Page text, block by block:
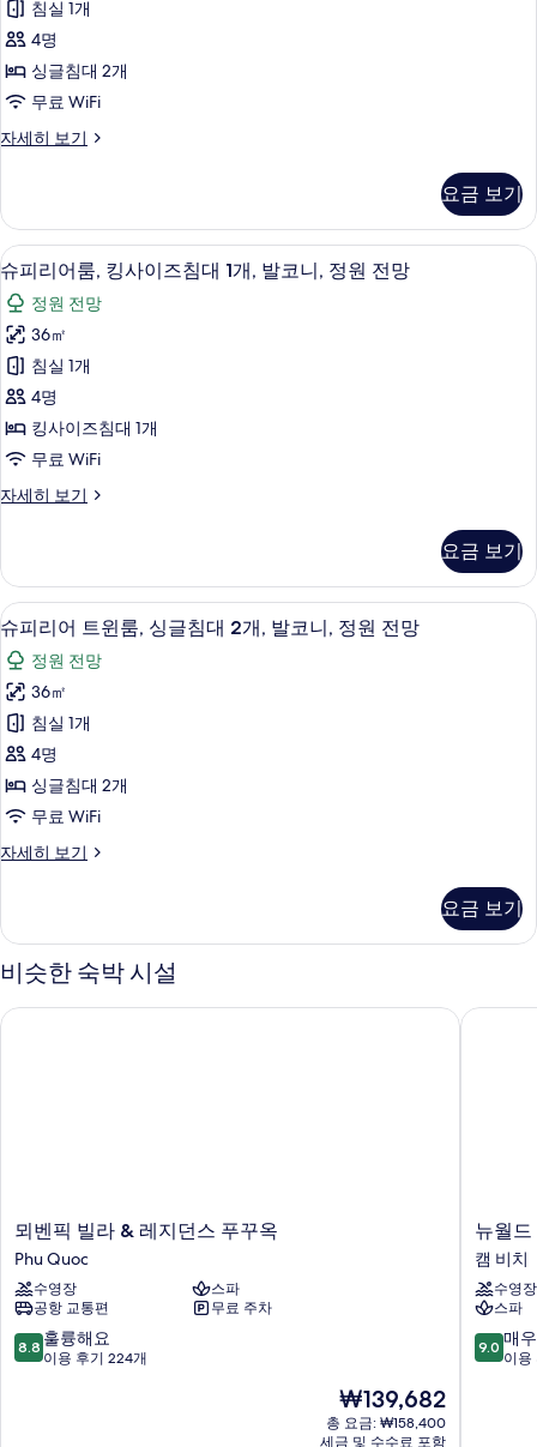
장
이
용
사
진
보
기
개,
수
영
장
용
히
보
기
트
윈
룸,
싱
글
대
2
개,
발
코
니,
바
다
전
망
모
두
보
기
침실 1개
4명
싱글침대 2개
무료 WiFi
자세히 보기
슈
트
윈
룸,
싱
글
침
대
2
개,
발
코
니,
다
자
세
히
보
기
요금 보기
슈
피
리
어
룸,
킹
사
이
즈
대
개,
발
코
니,
정
원
전
망
모
두
보
슈피리어룸, 킹사이즈침대 1개, 발코
7
슈피리어룸, 킹사이즈침대 1개, 발코니, 정원 전망
정원 전망
36㎡
침실 1개
4명
킹사이즈침대 1개
무료 WiFi
자세히 보기
슈
룸,
킹
사
이
즈
침
대
개,
발
코
니,
원
자
세
히
기
요금 보기
슈
피
리
어
트
윈
룸,
싱
글
대
개,
발
사
진
모
두
보
슈피리어 트윈룸, 싱글침대 2개, 발코
6
슈피리어 트윈룸, 싱글침대 2개, 발코니, 정원 전망
정원 전망
36㎡
침실 1개
4명
싱글침대 2개
무료 WiFi
자세히 보기
슈
트
룸,
글
세
요금 보기
비슷한 숙박 시설
뫼
벤
픽
빌
라
&
레
뫼벤픽 빌라 & 레지던스 푸꾸옥
Phu Quoc
수영장
스파
공항 교통편
무료 주차
10
점
8.8 훌륭해요
이용 후기 224개
현
재
요
₩139,682
총 요금: ₩158,400
세금 및 수수료 포함
뫼벤픽 빌라 & 레지던스 푸꾸옥
뉴
월
드
푸
꾸
옥
리
뉴월
캠 비치
수영장
스파
10
점
9.0 매
이용
뉴월드